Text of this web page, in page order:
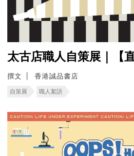
太古店職人自策展｜【
撰文 香港誠品書店
自策展 職人絮語